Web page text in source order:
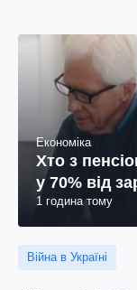
Економіка
Хто з
у 70% від
1 година тому
Війна в Україні